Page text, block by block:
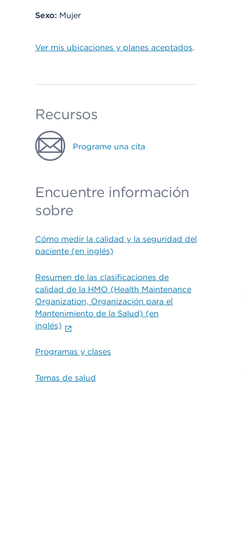
Sexo: Mujer
Ver mis ubicaciones y planes aceptados.
Recursos
Programe una cita
Encuentre información
sobre
Cómo medir la calidad y la seguridad del
paciente (en inglés)
Resumen de las clasificaciones de
calidad de la HMO (Health Maintenance
Organization, Organización para el
Mantenimiento de la Salud) (en
inglés)
Programas y clases
Temas de salud